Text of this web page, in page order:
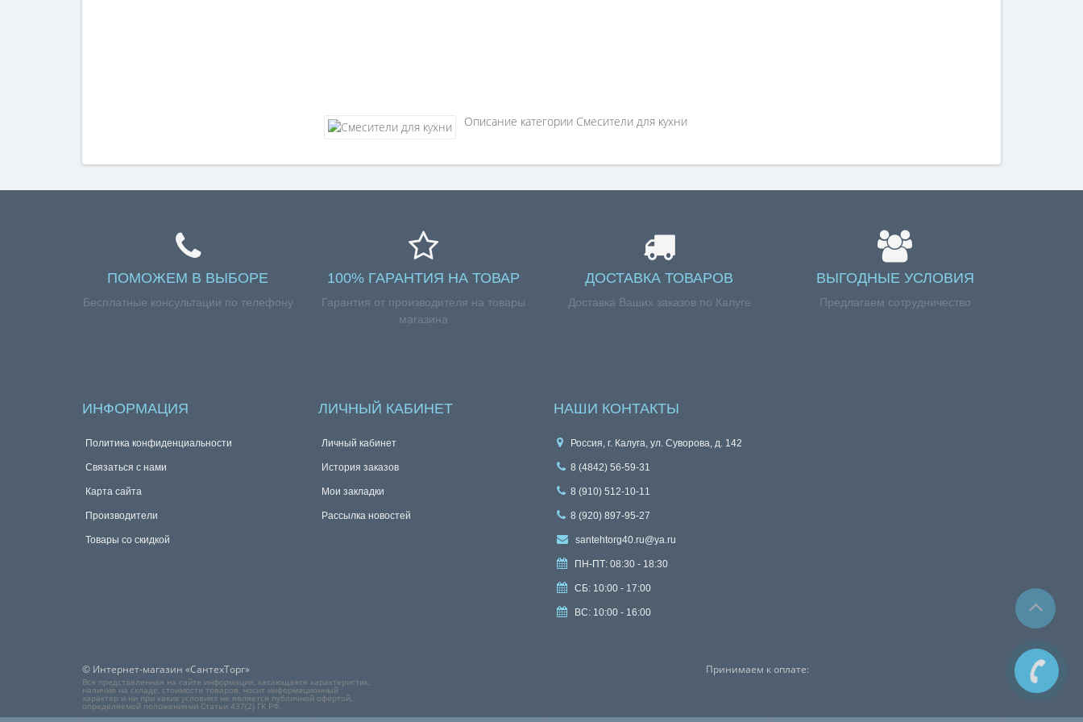
Описание категории Смесители для кухни
ПОМОЖЕМ В ВЫБОРЕ
Бесплатные консультации по телефону
100% ГАРАНТИЯ НА ТОВАР
Гарантия от производителя на товары
магазина
ДОСТАВКА ТОВАРОВ
Доставка Ваших заказов по Калуге
ВЫГОДНЫЕ УСЛОВИЯ
Предлагаем сотрудничество
ИНФОРМАЦИЯ
Политика конфиденциальности
Связаться с нами
Карта сайта
Производители
Товары со скидкой
ЛИЧНЫЙ КАБИНЕТ
Личный кабинет
История заказов
Мои закладки
Рассылка новостей
НАШИ КОНТАКТЫ
Россия, г. Калуга, ул. Суворова, д. 142
8 (4842) 56-59-31
8 (910) 512-10-11
8 (920) 897-95-27
santehtorg40.ru@ya.ru
ПН-ПТ: 08:30 - 18:30
СБ: 10:00 - 17:00
ВС: 10:00 - 16:00
© Интернет-магазин «СантехТорг»
Вся представленная на сайте информация, касающаяся характеристик,
наличия на складе, стоимости товаров, носит информационный
характер и ни при каких условиях не является публичной офертой,
определяемой положениями Статьи 437(2) ГК РФ.
Принимаем к оплате: